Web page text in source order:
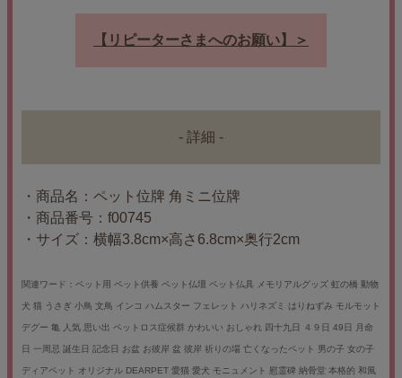
【リピーターさまへのお願い】＞
- 詳細 -
・商品名：ペット位牌 角ミニ位牌
・商品番号：f00745
・サイズ：横幅3.8cm×高さ6.8cm×奥行2cm
関連ワード：ペット用 ペット供養 ペット仏壇 ペット仏具 メモリアルグッズ 虹の橋 動物
犬 猫 うさぎ 小鳥 文鳥 インコ ハムスター フェレット ハリネズミ はりねずみ モルモット
デグー 亀 人気 思い出 ペットロス症候群 かわいい おしゃれ 四十九日 ４９日 49日 月命
日 一周忌 誕生日 記念日 お盆 お彼岸 盆 彼岸 祈りの場 亡くなったペット 男の子 女の子
ディアペット オリジナル DEARPET 愛猫 愛犬 モニュメント 慰霊碑 納骨堂 本格的 和風